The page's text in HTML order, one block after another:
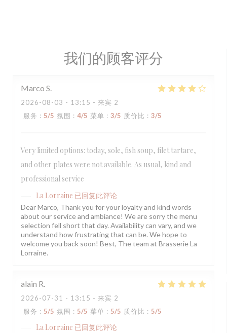
我们的顾客评分
Marco S
2026-08-03 - 13:15 - 来宾 2
服务 : 5/5 氛围 : 4/5 菜单 : 3/5 质价比 : 3/5
Very limited options: today, sole, fish soup, filet tartare,
and other plates were not available. As usual, kind and
professional service
La Lorraine 已回复此评论
Dear Marco, Thank you for your loyalty and kind words
about our service and ambiance! We are sorry the menu
selection fell short that day. Availability can vary, and we
understand how frustrating that can be. We hope to
welcome you back soon! Best, The team at Brasserie La
Lorraine.
alain R
2026-07-31 - 13:15 - 来宾 2
服务 : 5/5 氛围 : 5/5 菜单 : 5/5 质价比 : 5/5
La Lorraine 已回复此评论